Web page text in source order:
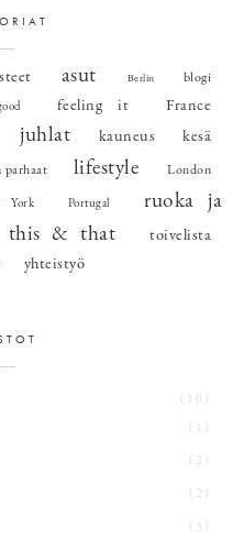
asut Berlin blogi
feeling it
France
juhlat kauneus kesä
parhaat lifestyle London
York Portugal
ruoka ja
this & that
toivelista
yhteistyö
(2)
(2)
(3)